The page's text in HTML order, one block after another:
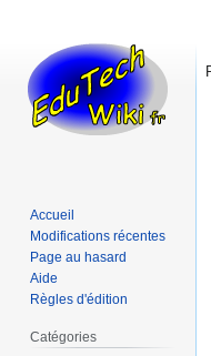
Accueil
Modifications récentes
Page au hasard
Aide
Règles d'édition
Catégories